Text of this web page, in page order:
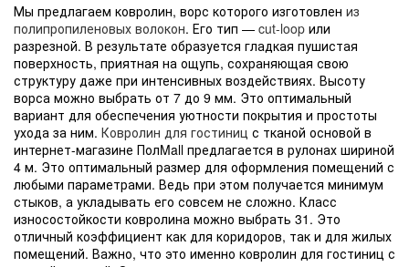
Мы предлагаем ковролин, ворс которого изготовлен из
полипропиленовых волокон. Его тип — cut-loop или
разрезной. В результате образуется гладкая пушистая
поверхность, приятная на ощупь, сохраняющая свою
структуру даже при интенсивных воздействиях. Высоту
ворса можно выбрать от 7 до 9 мм. Это оптимальный
вариант для обеспечения уютности покрытия и простоты
ухода за ним. Ковролин для гостиниц с тканой основой в
интернет-магазине ПолMall предлагается в рулонах шириной
4 м. Это оптимальный размер для оформления помещений с
любыми параметрами. Ведь при этом получается минимум
стыков, а укладывать его совсем не сложно. Класс
износостойкости ковролина можно выбрать 31. Это
отличный коэффициент как для коридоров, так и для жилых
помещений. Важно, что это именно ковролин для гостиниц с